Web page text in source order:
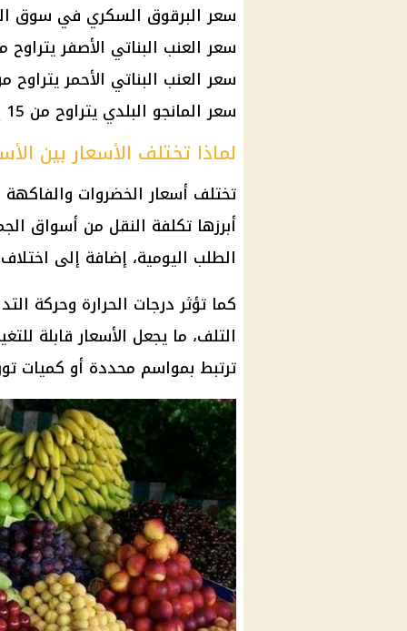
سعر البرقوق السكري في سوق
سعر العنب البناتي الأصفر يتراوح من 25 إلى 40
سعر العنب البناتي الأحمر يتراوح من 25 إلى 40
سعر المانجو البلدي يتراوح من 15 إلى 25 جنيهًا.
لماذا تختلف الأسعار بين
تختلف أسعار الخضروات والفاكهة
أبرزها تكلفة النقل من أسواق
الطلب اليومية، إضافة إلى
كما تؤثردرجات الحرارة وحركة
التلف، ما يجعل الأسعار قابلة
ترتبط بمواسم محددة أو كميات